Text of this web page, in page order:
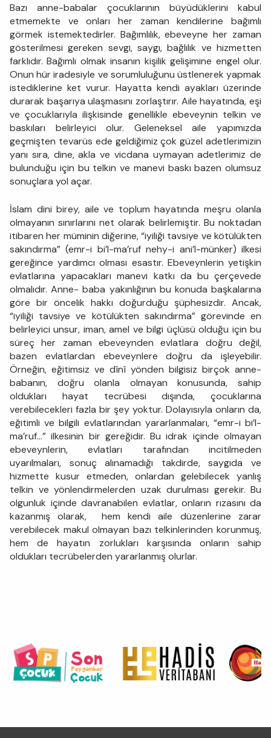
Bazı anne-babalar çocuklarının büyüdüklerini kabul
etmemekte ve onları her zaman kendilerine bağımlı
görmek istemektedirler. Bağımlılık, ebeveyne her zaman
gösterilmesi gereken sevgi, saygı, bağlılık ve hizmetten
farklıdır. Bağımlı olmak insanın kişilik gelişimine engel olur.
Onun hür iradesiyle ve sorumluluğunu üstlenerek yapmak
istediklerine ket vurur. Hayatta kendi ayakları üzerinde
durarak başarıya ulaşmasını zorlaştırır. Aile hayatında, eşi
ve çocuklarıyla ilişkisinde genellikle ebeveynin telkin ve
baskıları belirleyici olur. Geleneksel aile yapımızda
geçmişten tevarüs ede geldiğimiz çok güzel adetlerimizin
yanı sıra, dine, akla ve vicdana uymayan adetlerimiz de
bulunduğu için bu telkin ve manevi baskı bazen olumsuz
sonuçlara yol açar.
İslam dini birey, aile ve toplum hayatında meşru olanla
olmayanın sınırlarını net olarak belirlemiştir. Bu noktadan
itibaren her müminin diğerine, “iyiliği tavsiye ve kötülükten
sakındırma” (emr-i bi’l-ma’ruf nehy-i ani’l-münker) ilkesi
gereğince yardımcı olması esastır. Ebeveynlerin yetişkin
evlatlarına yapacakları manevi katkı da bu çerçevede
olmalıdır. Anne- baba yakınlığının bu konuda başkalarına
göre bir öncelik hakkı doğurduğu şüphesizdir. Ancak,
“iyiliği tavsiye ve kötülükten sakındırma” görevinde en
belirleyici unsur, iman, amel ve bilgi üçlüsü olduğu için bu
süreç her zaman ebeveynden evlatlara doğru değil,
bazen evlatlardan ebeveynlere doğru da işleyebilir.
Örneğin, eğitimsiz ve dînî yönden bilgisiz birçok anne-
babanın, doğru olanla olmayan konusunda, sahip
oldukları hayat tecrübesi dışında, çocuklarına
verebilecekleri fazla bir şey yoktur. Dolayısıyla onların da,
eğitimli ve bilgili evlatlarından yararlanmaları, “emr-i bi’l-
ma’ruf…” ilkesinin bir gereğidir. Bu idrak içinde olmayan
ebeveynlerin, evlatları tarafından incitilmeden
uyarılmaları, sonuç alınamadığı takdirde, saygıda ve
hizmette kusur etmeden, onlardan gelebilecek yanlış
telkin ve yönlendirmelerden uzak durulması gerekir. Bu
olgunluk içinde davranabilen evlatlar, onların rızasını da
kazanmış olarak, hem kendi aile düzenlerine zarar
verebilecek makul olmayan bazı telkinlerinden korunmuş,
hem de hayatın zorlukları karşısında onların sahip
oldukları tecrübelerden yararlanmış olurlar.